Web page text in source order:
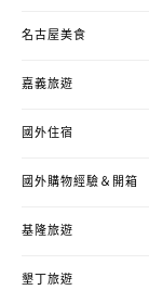
名古屋美食
嘉義旅遊
國外住宿
國外購物經驗＆開箱
基隆旅遊
墾丁旅遊